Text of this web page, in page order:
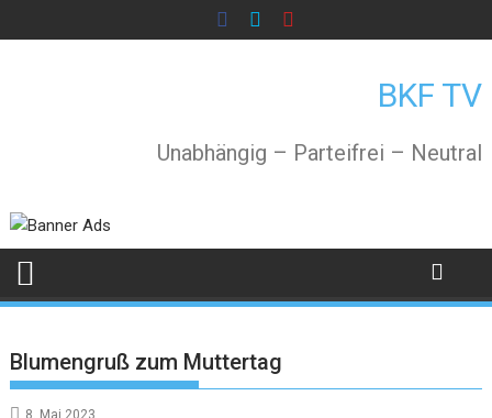
to
BKF TV
Unabhängig – Parteifrei – Neutral
Blumengruß zum Muttertag
8. Mai 2023